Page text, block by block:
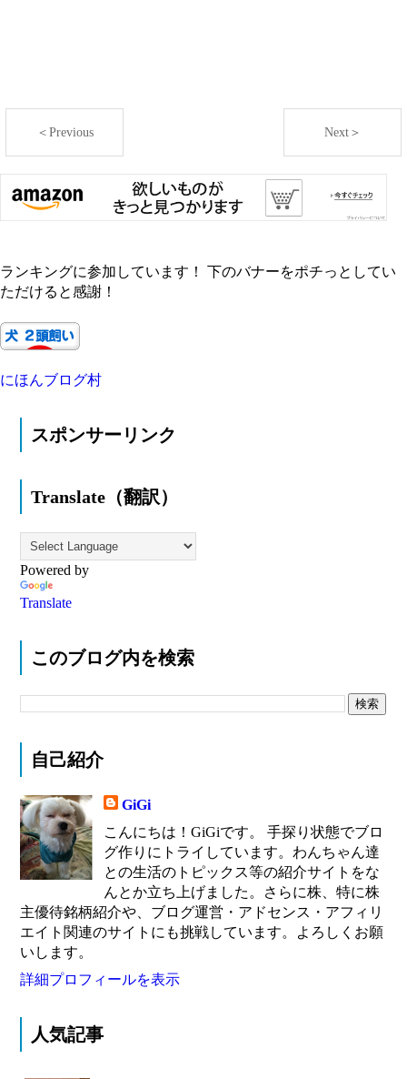
＜Previous Next＞
ランキングに参加しています！ 下のバナーをポチっとしてい
ただけると感謝！
にほんブログ村
スポンサーリンク
Translate（翻訳）
Powered by
Translate
このブログ内を検索
自己紹介
GiGi
こんにちは！GiGiです。 手探り状態でブロ
グ作りにトライしています。わんちゃん達
との生活のトピックス等の紹介サイトをな
んとか立ち上げました。さらに株、特に株
主優待銘柄紹介や、ブログ運営・アドセンス・アフィリ
エイト関連のサイトにも挑戦しています。よろしくお願
いします。
詳細プロフィールを表示
人気記事